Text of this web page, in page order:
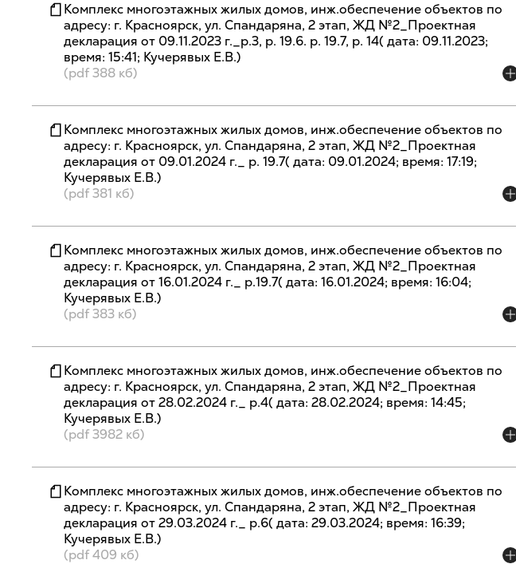
Комплекс многоэтажных жилых домов, инж.обеспечение объектов по
адресу: г. Красноярск, ул. Спандаряна, 2 этап, ЖД №2_Проектная
декларация от 09.11.2023 г._р.3, р. 19.6. р. 19.7, р. 14( дата: 09.11.2023;
время: 15:41; Кучерявых Е.В.)
(pdf 388 кб)
Комплекс многоэтажных жилых домов, инж.обеспечение объектов по
адресу: г. Красноярск, ул. Спандаряна, 2 этап, ЖД №2_Проектная
декларация от 09.01.2024 г._ р. 19.7( дата: 09.01.2024; время: 17:19;
Кучерявых Е.В.)
(pdf 381 кб)
Комплекс многоэтажных жилых домов, инж.обеспечение объектов по
адресу: г. Красноярск, ул. Спандаряна, 2 этап, ЖД №2_Проектная
декларация от 16.01.2024 г._ р.19.7( дата: 16.01.2024; время: 16:04;
Кучерявых Е.В.)
(pdf 383 кб)
Комплекс многоэтажных жилых домов, инж.обеспечение объектов по
адресу: г. Красноярск, ул. Спандаряна, 2 этап, ЖД №2_Проектная
декларация от 28.02.2024 г._ р.4( дата: 28.02.2024; время: 14:45;
Кучерявых Е.В.)
(pdf 3982 кб)
Комплекс многоэтажных жилых домов, инж.обеспечение объектов по
адресу: г. Красноярск, ул. Спандаряна, 2 этап, ЖД №2_Проектная
декларация от 29.03.2024 г._ р.6( дата: 29.03.2024; время: 16:39;
Кучерявых Е.В.)
(pdf 409 кб)